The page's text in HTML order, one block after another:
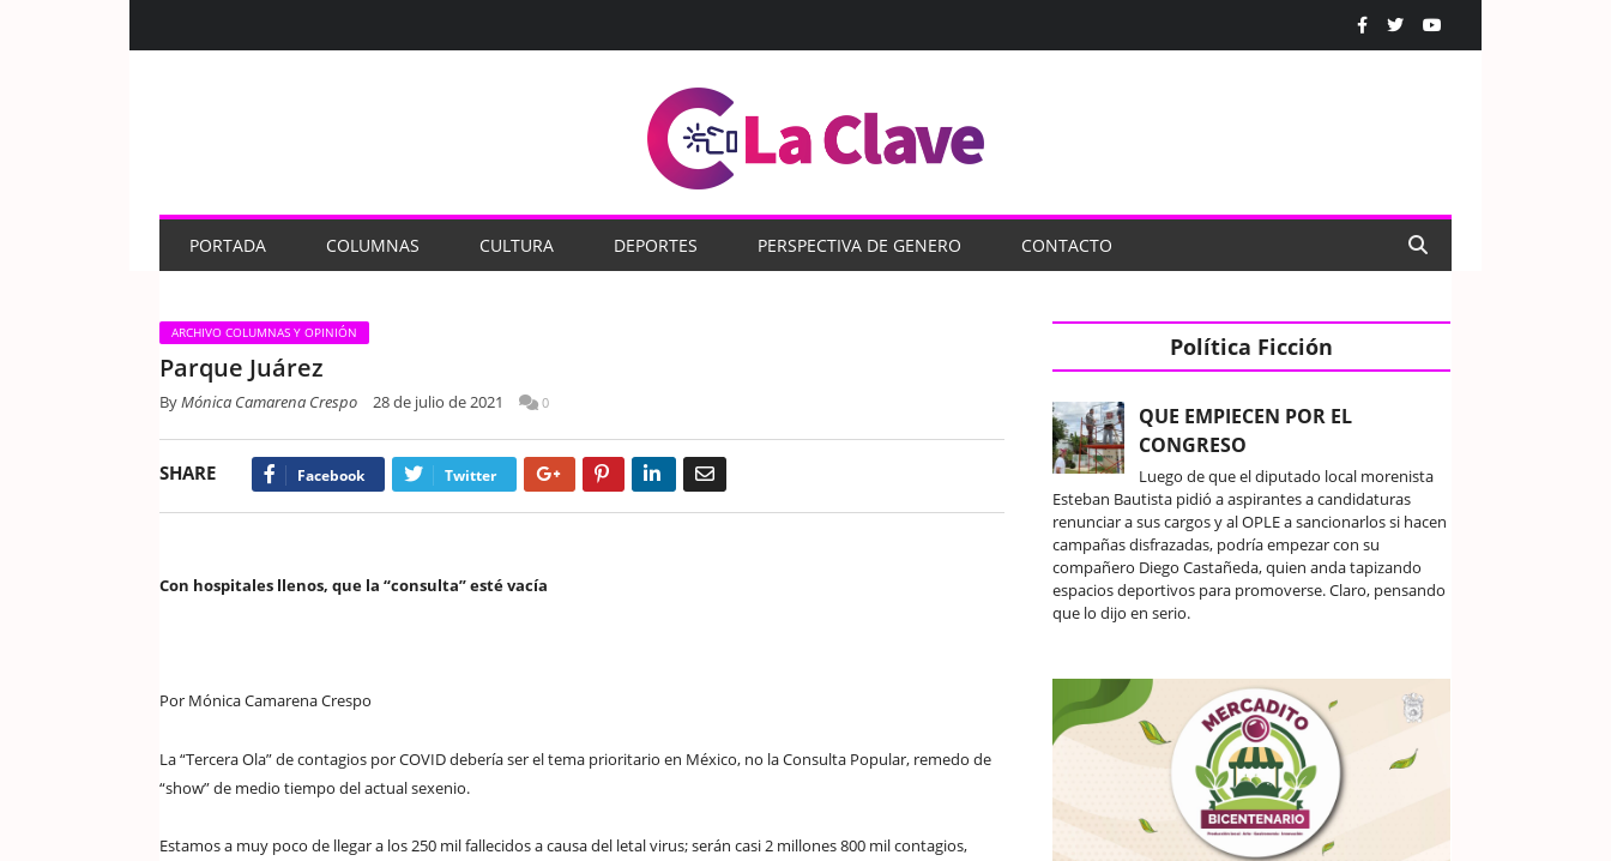
PORTADA COLUMNAS CULTURA DEPORTES PERSPECTIVA DE GENERO CONTACTO
ARCHIVO COLUMNAS Y OPINIÓN
Parque Juárez
ByMónica Camarena Crespo 28 de julio de 2021 0
SHARE Facebook Twitter Google+ Pinterest LinkedIn
Con hospitales llenos, que la “consulta” esté vacía
Por Mónica Camarena Crespo
La “Tercera Ola” de contagios por COVID debería ser el tema prioritario en México, no la Consulta Popular, remedo de
“show” de medio tiempo del actual sexenio.
Estamos a muy poco de llegar a los 250 mil fallecidos a causa del letal virus; serán casi 2 millones 800 mil contagios,
Política Ficción
QUE EMPIECEN POR EL
CONGRESO
Luego de que el diputado local morenista
Esteban Bautista pidió a aspirantes a candidaturas
renunciar a sus cargos y al OPLE a sancionarlos si hacen
campañas disfrazadas, podría empezar con su
compañero Diego Castañeda, quien anda tapizando
espacios deportivos para promoverse. Claro, pensando
que lo dijo en serio.